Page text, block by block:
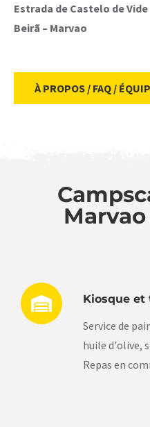
Estrada de Castelo de Vide
Beirã – Marvao
À PROPOS / FAQ /
Kiosque et
Service de
huile d'olive,
Repas en